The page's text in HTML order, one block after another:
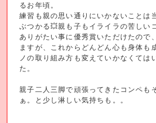
るお年頃。
練習も親の思い通りにいかないことは
ぶつかる💥親も子もイライラの苦しい
ありがたい事に優秀賞いただけたので
ますが、これからどんどん心も身体も
ノの取り組み方も変えていかなくては
た。
親子二人三脚で頑張ってきたコンペも
ぁ。と少し淋しい気持ちも。。